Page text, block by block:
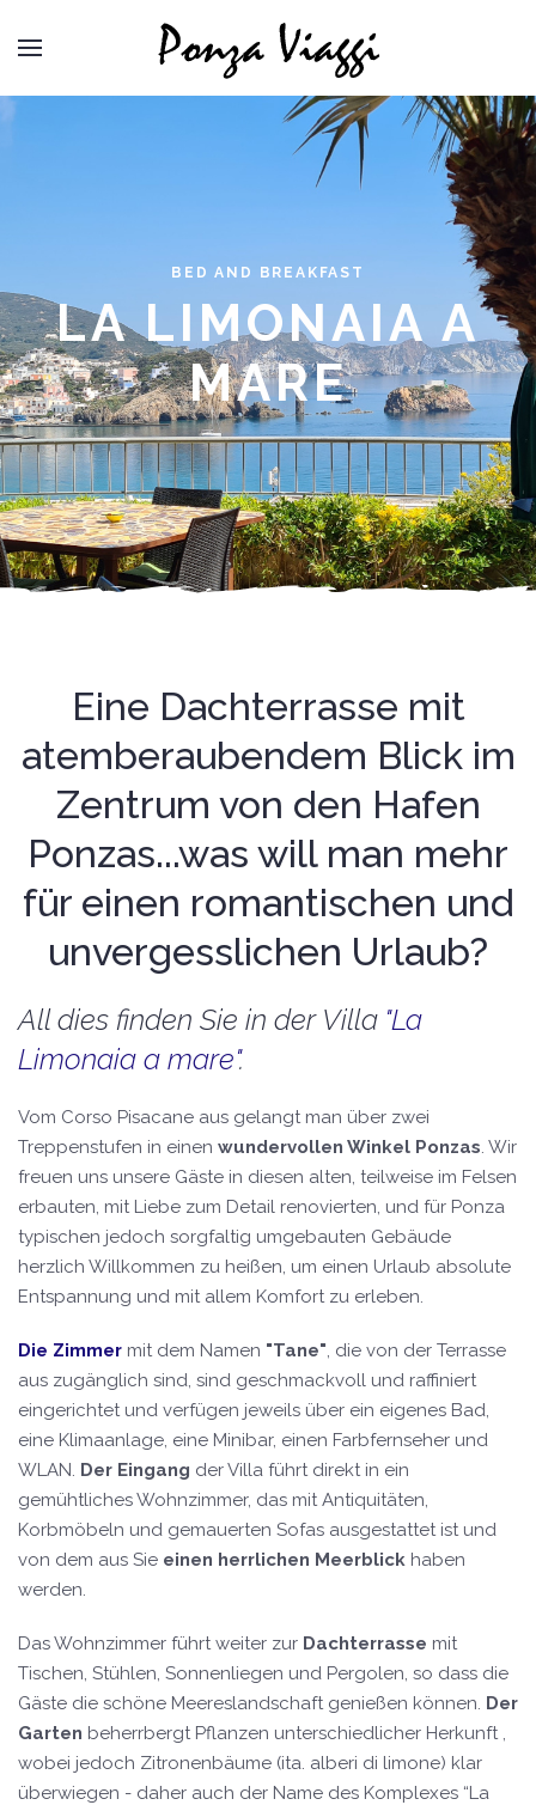
BED AND BREAKFAST
LA LIMONAIA A
MARE
Eine Dachterrasse mit
atemberaubendem Blick im
Zentrum von den Hafen
Ponzas...was will man mehr
für einen romantischen und
unvergesslichen Urlaub?
All dies finden Sie in der Villa "La
Limonaia a mare".
Vom Corso Pisacane aus gelangt man über zwei
Treppenstufen in einen wundervollen Winkel Ponzas. Wir
freuen uns unsere Gäste in diesen alten, teilweise im Felsen
erbauten, mit Liebe zum Detail renovierten, und für Ponza
typischen jedoch sorgfaltig umgebauten Gebäude
herzlich Willkommen zu heißen, um einen Urlaub absolute
Entspannung und mit allem Komfort zu erleben.
Die Zimmer mit dem Namen "Tane", die von der Terrasse
aus zugänglich sind, sind geschmackvoll und raffiniert
eingerichtet und verfügen jeweils über ein eigenes Bad,
eine Klimaanlage, eine Minibar, einen Farbfernseher und
WLAN. Der Eingang der Villa führt direkt in ein
gemühtliches Wohnzimmer, das mit Antiquitäten,
Korbmöbeln und gemauerten Sofas ausgestattet ist und
von dem aus Sie einen herrlichen Meerblick haben
werden.
Das Wohnzimmer führt weiter zur Dachterrasse mit
Tischen, Stühlen, Sonnenliegen und Pergolen, so dass die
Gäste die schöne Meereslandschaft genießen können. Der
Garten beherrbergt Pflanzen unterschiedlicher Herkunft ,
wobei jedoch Zitronenbäume (ita. alberi di limone) klar
überwiegen - daher auch der Name des Komplexes “La